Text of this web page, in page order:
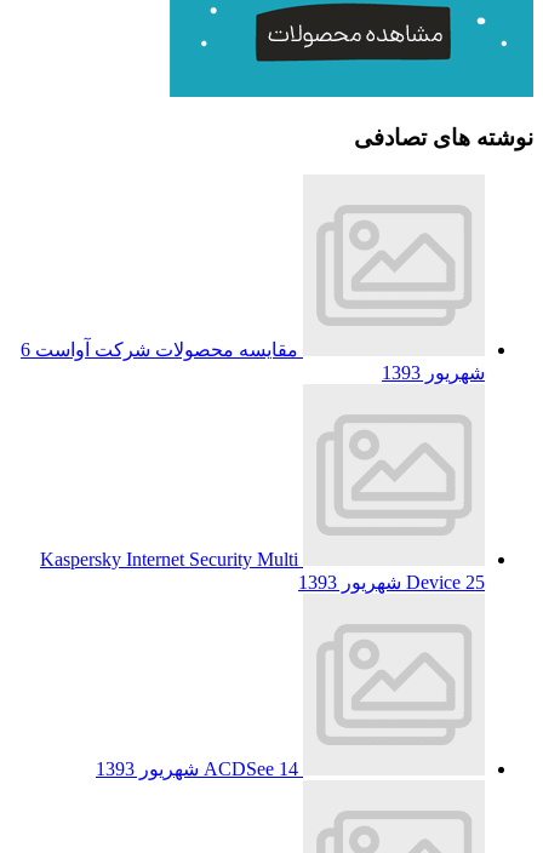
نوشته های تصادفی
مقایسه محصولات شرکت آواست 6
شهریور 1393
Kaspersky Internet Security Multi
Device 25 شهریور 1393
ACDSee 14 شهریور 1393